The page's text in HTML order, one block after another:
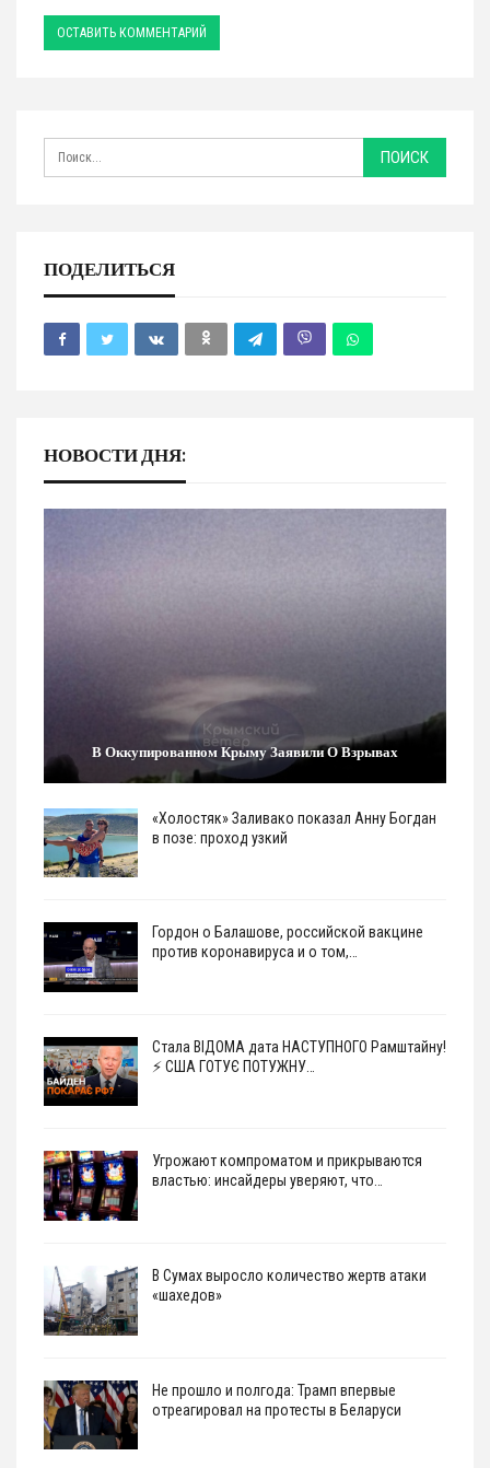
ПОДЕЛИТЬСЯ
НОВОСТИ ДНЯ:
В Оккупированном Крыму Заявили О Взрывах
«Холостяк» Заливако показал Анну Богдан
в позе: проход узкий
Гордон о Балашове, российской вакцине
против коронавируса и о том,…
Стала ВІДОМА дата НАСТУПНОГО Рамштайну!
⚡ США ГОТУЄ ПОТУЖНУ…
Угрожают компроматом и прикрываются
властью: инсайдеры уверяют, что…
В Сумах выросло количество жертв атаки
«шахедов»
Не прошло и полгода: Трамп впервые
отреагировал на протесты в Беларуси